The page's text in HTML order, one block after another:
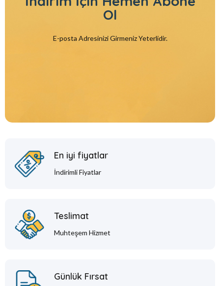
Ol
E-posta Adresinizi Girmeniz Yeterlidir.
En iyi fiyatlar
İndirimli Fiyatlar
Teslimat
Muhteşem Hizmet
Günlük Fırsat